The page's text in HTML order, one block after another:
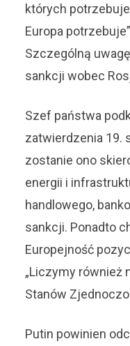
których
Europa
Szczególną
sankcji wobec
Szef państwa
zatwierdzenia 19.
zostanie ono
energii i
handlowego,
sankcji. Ponadto
Europejność
„Liczymy również
Stanów
Putin powinien